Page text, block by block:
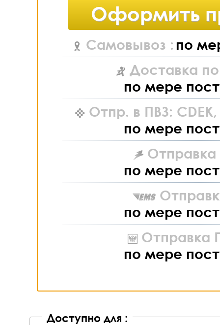
Оформить
Самовывоз : по
Доставка
по мере
Отпр. в ПВЗ: CDEK,
по мере
Отправка
по мере
по мере
Отправка
по мере
Доступно для :